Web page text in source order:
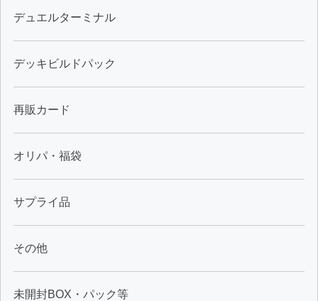
デュエルターミナル
デッキビルドパック
再販カード
オリパ・福袋
サプライ品
その他
未開封BOX・パック等